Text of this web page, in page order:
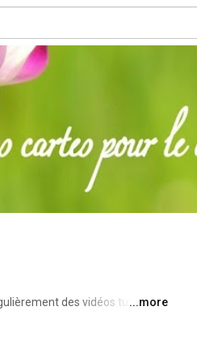
des vidéos tuto sur
...more